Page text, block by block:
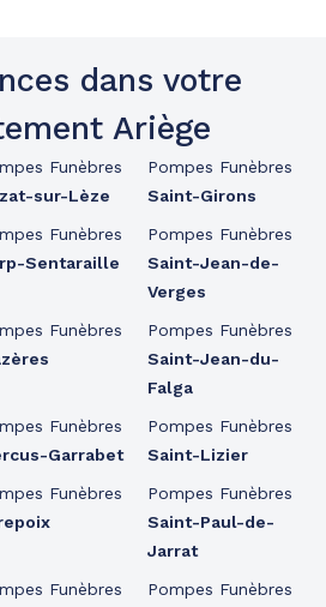
dans votre
Ariège
Funèbres
sur-Lèze
Funèbres
Sentaraille
Funèbres
Funèbres
Garrabet
Funèbres
Funèbres
Pompes Funèbres
Saint-Girons
Pompes Funèbres
Saint-Jean-de-
Verges
Pompes Funèbres
Saint-Jean-du-
Falga
Pompes Funèbres
Saint-Lizier
Pompes Funèbres
Saint-Paul-de-
Jarrat
Pompes Funèbres